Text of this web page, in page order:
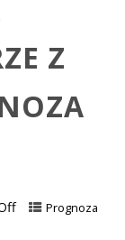
Z
Prognoza